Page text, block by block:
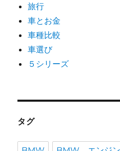
旅行
車とお金
車種比較
車選び
５シリーズ
タグ